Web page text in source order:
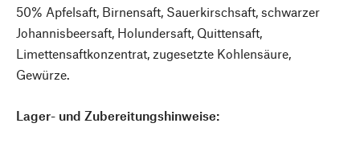
50% Apfelsaft, Birnensaft, Sauerkirschsaft, schwarzer
Johannisbeersaft, Holundersaft, Quittensaft,
Limettensaftkonzentrat, zugesetzte Kohlensäure,
Gewürze.
Lager- und Zubereitungshinweise: